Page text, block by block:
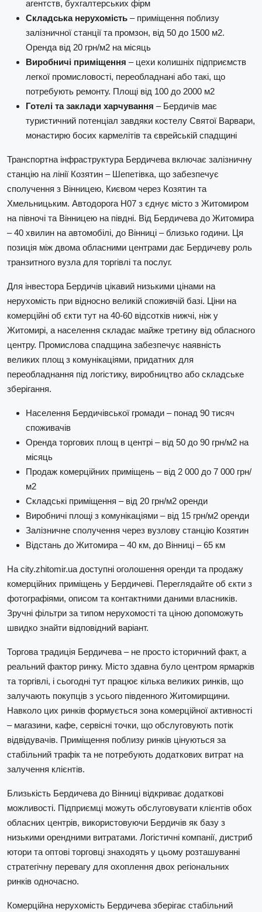
агентств, бухгалтерських фірм
Складська нерухомість – приміщення поблизу
залізничної станції та промзон, від 50 до 1500 м2.
Оренда від 20 грн/м2 на місяць
Виробничі приміщення – цехи колишніх підприємств
легкої промисловості, переобладнані або такі, що
потребують ремонту. Площі від 100 до 2000 м2
Готелі та заклади харчування – Бердичів має
туристичний потенціал завдяки костелу Святої Варвари,
монастирю босих кармелітів та єврейській спадщині
Транспортна інфраструктура Бердичева включає залізничну
станцію на лінії Козятин – Шепетівка, що забезпечує
сполучення з Вінницею, Києвом через Козятин та
Хмельницьким. Автодорога Н07 з єднує місто з Житомиром
на півночі та Вінницею на півдні. Від Бердичева до Житомира
– 40 хвилин на автомобілі, до Вінниці – близько години. Ця
позиція між двома обласними центрами дає Бердичеву роль
транзитного вузла для торгівлі та послуг.
Для інвестора Бердичів цікавий низькими цінами на
нерухомість при відносно великій споживчій базі. Ціни на
комерційні об єкти тут на 40-60 відсотків нижчі, ніж у
Житомирі, а населення складає майже третину від обласного
центру. Промислова спадщина забезпечує наявність
великих площ з комунікаціями, придатних для
переобладнання під логістику, виробництво або складське
зберігання.
Населення Бердичівської громади – понад 90 тисяч
споживачів
Оренда торгових площ в центрі – від 50 до 90 грн/м2 на
місяць
Продаж комерційних приміщень – від 2 000 до 7 000 грн/
м2
Складські приміщення – від 20 грн/м2 оренди
Виробничі площі з комунікаціями – від 15 грн/м2 оренди
Залізничне сполучення через вузлову станцію Козятин
Відстань до Житомира – 40 км, до Вінниці – 65 км
На city.zhitomir.ua доступні оголошення оренди та продажу
комерційних приміщень у Бердичеві. Переглядайте об єкти з
фотографіями, описом та контактними даними власників.
Зручні фільтри за типом нерухомості та ціною допоможуть
швидко знайти відповідний варіант.
Торгова традиція Бердичева – не просто історичний факт, а
реальний фактор ринку. Місто здавна було центром ярмарків
та торгівлі, і сьогодні тут працює кілька великих ринків, що
залучають покупців з усього південного Житомирщини.
Навколо цих ринків формується зона комерційної активності
– магазини, кафе, сервісні точки, що обслуговують потік
відвідувачів. Приміщення поблизу ринків цінуються за
стабільний трафік та не потребують додаткових витрат на
залучення клієнтів.
Близькість Бердичева до Вінниці відкриває додаткові
можливості. Підприємці можуть обслуговувати клієнтів обох
обласних центрів, використовуючи Бердичів як базу з
низькими орендними витратами. Логістичні компанії, дистриб
ютори та оптові торговці знаходять у цьому розташуванні
стратегічну перевагу для охоплення двох регіональних
ринків одночасно.
Комерційна нерухомість Бердичева зберігає стабільний